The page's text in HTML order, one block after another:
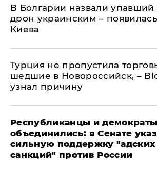
В Болгарии назвали упавший
дрон украинским –
Киева
Турция не пропустила
шедшие в Новороссийск, –
узнал причину
Республиканцы и демократы
объединились: в Сенате
сильную поддержку "адских
санкций" против России